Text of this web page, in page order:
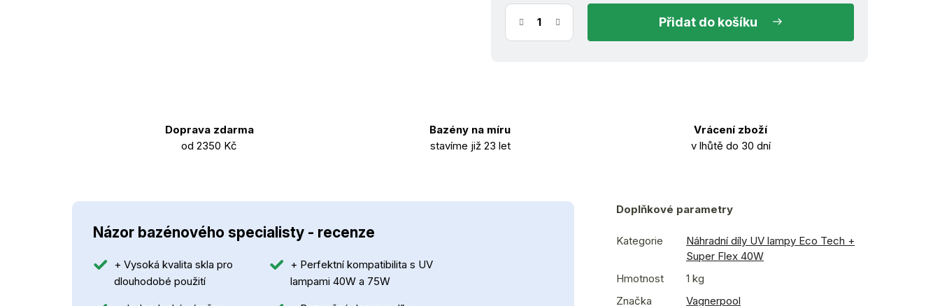
do košíku
Doprava zdarma
od 2350 Kč
Bazény na míru
stavíme již 23 let
Vrácení zboží
v lhůtě do 30 dní
Názor bazénového specialisty - recenze
+ Vysoká kvalita skla pro
dlouhodobé použití
+ Perfektní kompatibilita s UV
lampami 40W a 75W
Doplňkové parametry
Kategorie
Náhradní díly UV lampy Eco Tech +
Super Flex 40W
Hmotnost
1 kg
Značka
Vagnerpool